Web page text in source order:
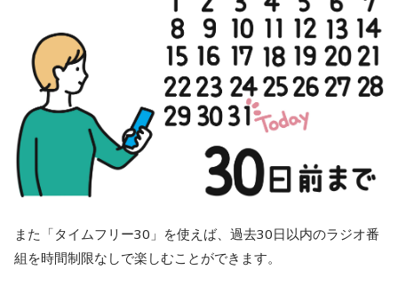
また「タイムフリー30」を使えば、過去30日以内のラジオ番
組を時間制限なしで楽しむことができます。